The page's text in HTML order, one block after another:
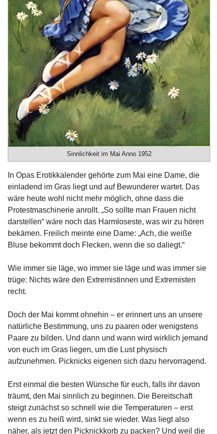
Sinnlichkeit im Mai Anno 1952
In Opas Erotikkalender gehörte zum Mai eine Dame, die
einladend im Gras liegt und auf Bewunderer wartet. Das
wäre heute wohl nicht mehr möglich, ohne dass die
Protestmaschinerie anrollt. „So sollte man Frauen nicht
darstellen“ wäre noch das Harmloseste, was wir zu hören
bekämen. Freilich meinte eine Dame: „Ach, die weiße
Bluse bekommt doch Flecken, wenn die so daliegt.“
Wie immer sie läge, wo immer sie läge und was immer sie
trüge: Nichts wäre den Extremistinnen und Extremisten
recht.
Doch der Mai kommt ohnehin – er erinnert uns an unsere
natürliche Bestimmung, uns zu paaren oder wenigstens
Paare zu bilden. Und dann und wann wird wirklich jemand
von euch im Gras liegen, um die Lust physisch
aufzunehmen. Picknicks eigenen sich dazu hervorragend.
Erst einmal die besten Wünsche für euch, falls ihr davon
träumt, den Mai sinnlich zu beginnen. Die Bereitschaft
steigt zunächst so schnell wie die Temperaturen – erst
wenn es zu heiß wird, sinkt sie wieder. Was liegt also
näher, als jetzt den Picknickkorb zu packen? Und weil die